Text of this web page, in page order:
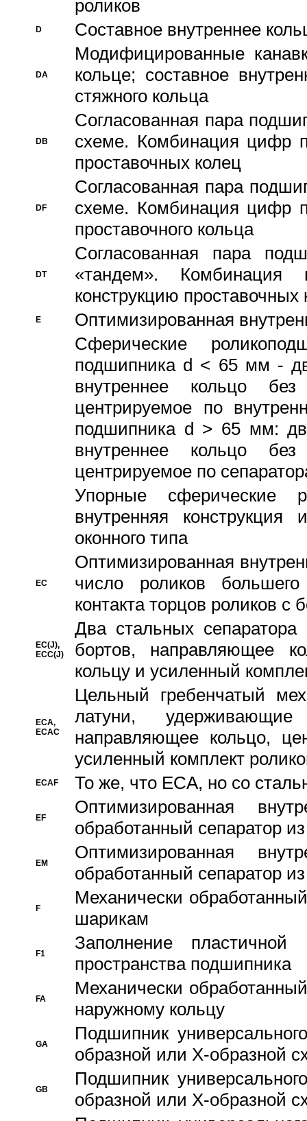
роликов
D Составное внутреннее
DA
Модифицированные
кольце; составное
стяжного кольца
DB
Согласованная пара
схеме. Комбинация цифр
проставочных колец
DF
Согласованная пара
схеме. Комбинация цифр
проставочного кольца
DT
Согласованная пара
«тандем».
конструкцию проставочных
E
Оптимизированная
Сферические
подшипника d < 65 мм -
внутреннее кольцо
центрируемое по
подшипника d > 65 мм:
внутреннее кольцо
центрируемое по
Упорные сферические
внутренняя
оконного типа
EC
Oптимизированная
число роликов
контакта торцов роликов с
EC(J),
ECC(J)
Два стальных сепаратора
бортов, направляющее
кольцу и усиленный
ECA,
ECAC
Цельный гребенчатый
латуни,
направляющее кольцо,
усиленный комплект
ECAF То же, что ECA, но со
EF
Оптимизированная
обработанный сепаратор
EM
Оптимизированная
обработанный сепаратор
F
Механически
шарикам
F1
Заполнение
пространства подшипника
FA
Механически
наружному кольцу
GA
Подшипник
образной или Х-образной
GB
Подшипник
образной или Х-образной